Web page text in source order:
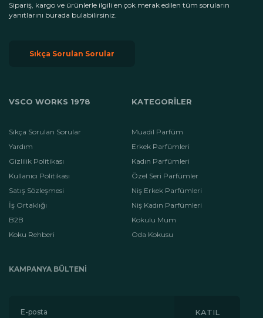
Sipariş, kargo ve ürünlerle ilgili en çok merak edilen tüm soruların
yanıtlarını burada bulabilirsiniz.
Sıkça Sorulan Sorular
VSCO WORKS 1978 KATEGORİLER
Sıkça Sorulan Sorular
Muadil Parfüm
Yardım
Erkek Parfümleri
Gizlilik Politikası
Kadın Parfümleri
Kullanıcı Politikası
Özel Seri Parfümler
Satış Sözleşmesi
Niş Erkek Parfümleri
İş Ortaklığı
Niş Kadın Parfümleri
B2B
Kokulu Mum
Koku Rehberi
Oda Kokusu
KAMPANYA BÜLTENI